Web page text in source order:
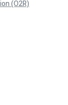
(O2R)